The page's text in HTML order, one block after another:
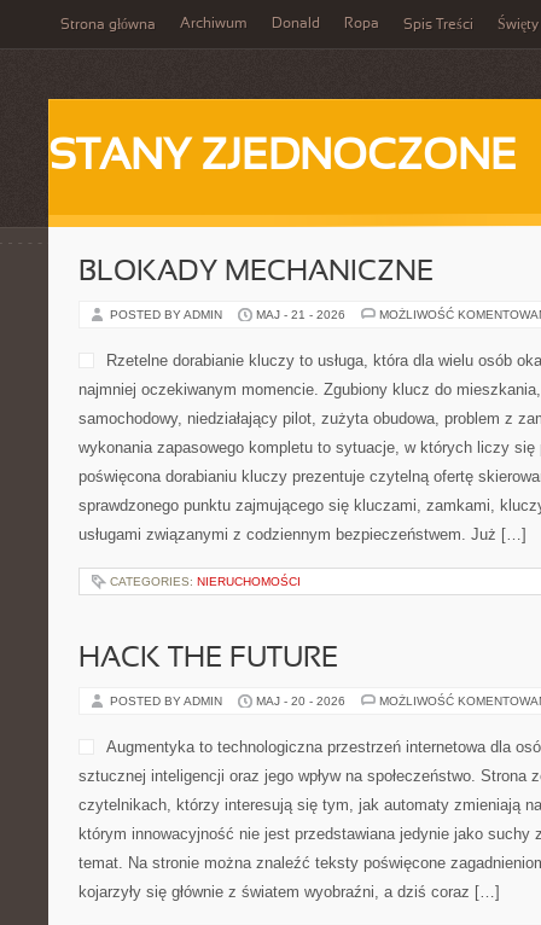
Strona główna Archiwum Donald Ropa Spis Treści Święty
STANY ZJEDNOCZONE
BLOKADY MECHANICZNE
POSTED BY ADMIN MAJ - 21 - 2026 MOŻLIWOŚĆ
Rzetelne dorabianie kluczy to usługa, która dla wielu osób
najmniej oczekiwanym momencie. Zgubiony klucz do
samochodowy, niedziałający pilot, zużyta obudowa, problem z
wykonania zapasowego kompletu to sytuacje, w których liczy się
poświęcona dorabianiu kluczy prezentuje czytelną ofertę
sprawdzonego punktu zajmującego się kluczami, zamkami,
usługami związanymi z codziennym bezpieczeństwem. Już […]
CATEGORIES: NIERUCHOMOŚCI
HACK THE FUTURE
POSTED BY ADMIN MAJ - 20 - 2026 MOŻLIWOŚĆ
Augmentyka to technologiczna przestrzeń internetowa dla
sztucznej inteligencji oraz jego wpływ na społeczeństwo. Strona
czytelnikach, którzy interesują się tym, jak automaty zmieniają
którym innowacyjność nie jest przedstawiana jedynie jako suchy
temat. Na stronie można znaleźć teksty poświęcone
kojarzyły się głównie z światem wyobraźni, a dziś coraz […]